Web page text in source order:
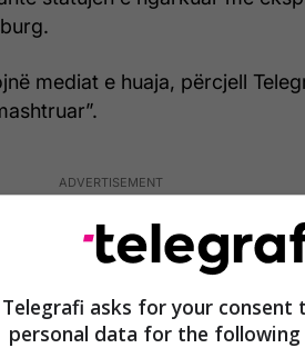
mediat e huaja, përcjell
Telegrafi asks for your consent
personal data for the following